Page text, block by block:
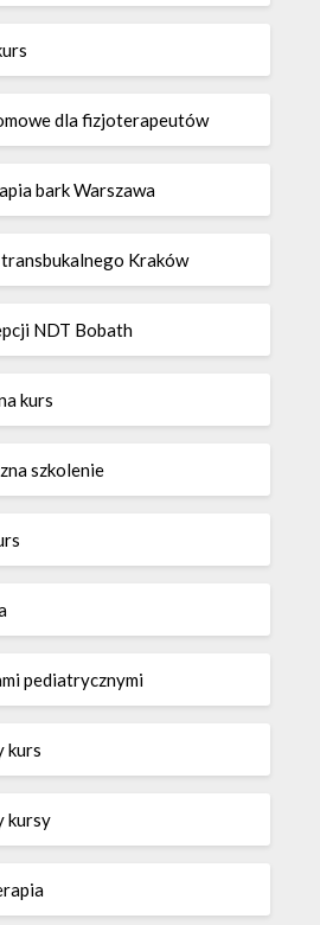
dla fizjoterapeutów
bark Warszawa
Kraków
NDT Bobath
kurs
szkolenie
pediatrycznymi
kurs
kursy